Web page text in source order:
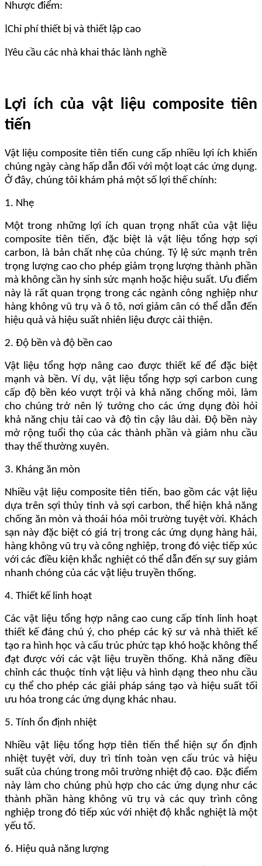
Nhược điểm:
lChi phí thiết bị và thiết lập cao
lYêu cầu các nhà khai thác lành nghề
Lợi ích của vật liệu composite tiên
tiến
Vật liệu composite tiên tiến cung cấp nhiều lợi ích khiến
chúng ngày càng hấp dẫn đối với một loạt các ứng dụng.
Ở đây, chúng tôi khám phá một số lợi thế chính:
1. Nhẹ
Một trong những lợi ích quan trọng nhất của vật liệu
composite tiên tiến, đặc biệt là vật liệu tổng hợp sợi
carbon, là bản chất nhẹ của chúng. Tỷ lệ sức mạnh trên
trọng lượng cao cho phép giảm trọng lượng thành phần
mà không cần hy sinh sức mạnh hoặc hiệu suất. Ưu điểm
này là rất quan trọng trong các ngành công nghiệp như
hàng không vũ trụ và ô tô, nơi giảm cân có thể dẫn đến
hiệu quả và hiệu suất nhiên liệu được cải thiện.
2. Độ bền và độ bền cao
Vật liệu tổng hợp nâng cao được thiết kế để đặc biệt
mạnh và bền. Ví dụ, vật liệu tổng hợp sợi carbon cung
cấp độ bền kéo vượt trội và khả năng chống mỏi, làm
cho chúng trở nên lý tưởng cho các ứng dụng đòi hỏi
khả năng chịu tải cao và độ tin cậy lâu dài. Độ bền này
mở rộng tuổi thọ của các thành phần và giảm nhu cầu
thay thế thường xuyên.
3. Kháng ăn mòn
Nhiều vật liệu composite tiên tiến, bao gồm các vật liệu
dựa trên sợi thủy tinh và sợi carbon, thể hiện khả năng
chống ăn mòn và thoái hóa môi trường tuyệt vời. Khách
sạn này đặc biệt có giá trị trong các ứng dụng hàng hải,
hàng không vũ trụ và công nghiệp, trong đó việc tiếp xúc
với các điều kiện khắc nghiệt có thể dẫn đến sự suy giảm
nhanh chóng của các vật liệu truyền thống.
4. Thiết kế linh hoạt
Các vật liệu tổng hợp nâng cao cung cấp tính linh hoạt
thiết kế đáng chú ý, cho phép các kỹ sư và nhà thiết kế
tạo ra hình học và cấu trúc phức tạp khó hoặc không thể
đạt được với các vật liệu truyền thống. Khả năng điều
chỉnh các thuộc tính vật liệu và hình dạng theo nhu cầu
cụ thể cho phép các giải pháp sáng tạo và hiệu suất tối
ưu hóa trong các ứng dụng khác nhau.
5. Tính ổn định nhiệt
Nhiều vật liệu tổng hợp tiên tiến thể hiện sự ổn định
nhiệt tuyệt vời, duy trì tính toàn vẹn cấu trúc và hiệu
suất của chúng trong môi trường nhiệt độ cao. Đặc điểm
này làm cho chúng phù hợp cho các ứng dụng như các
thành phần hàng không vũ trụ và các quy trình công
nghiệp trong đó tiếp xúc với nhiệt độ khắc nghiệt là một
yếu tố.
6. Hiệu quả năng lượng